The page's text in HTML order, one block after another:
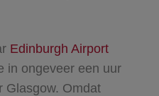
Edinburgh Airport
in ongeveer een uur
Glasgow. Omdat